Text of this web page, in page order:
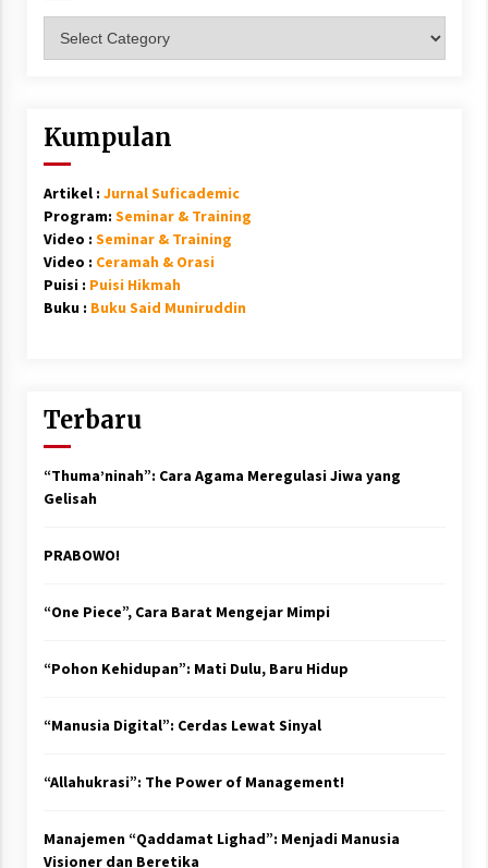
Kumpulan
Artikel : Jurnal Suficademic
Program: Seminar & Training
Video : Seminar & Training
Video : Ceramah & Orasi
Puisi : Puisi Hikmah
Buku : Buku Said Muniruddin
Terbaru
“Thuma’ninah”: Cara Agama Meregulasi Jiwa yang
Gelisah
PRABOWO!
“One Piece”, Cara Barat Mengejar Mimpi
“Pohon Kehidupan”: Mati Dulu, Baru Hidup
“Manusia Digital”: Cerdas Lewat Sinyal
“Allahukrasi”: The Power of Management!
Manajemen “Qaddamat Lighad”: Menjadi Manusia
Visioner dan Beretika